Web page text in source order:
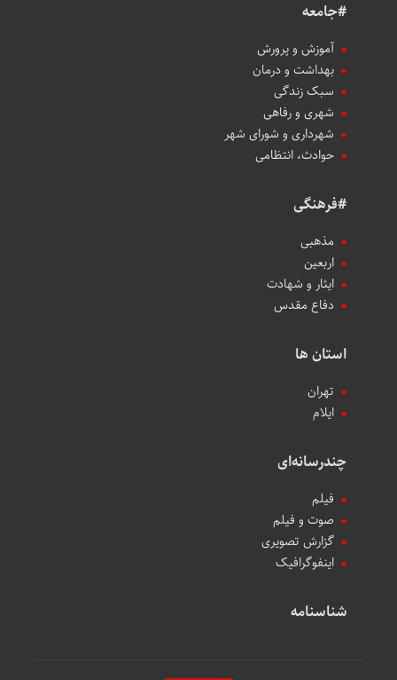
#جامعه
آموزش و پرورش
بهداشت و درمان
سبک زندگی
شهری و رفاهی
شهرداری و شورای شهر
حوادث، انتظامی
#فرهنگی
مذهبی
اربعین
ایثار و شهادت
دفاع مقدس
استان ها
تهران
ایلام
چندرسانه‌ای
فیلم
صوت و فیلم
گزارش تصویری
اینفوگرافیک
شناسنامه